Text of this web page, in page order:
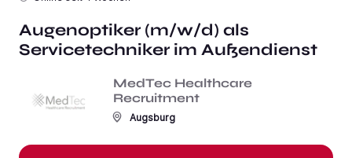
Augenoptiker (m/w/d) als
Servicetechniker im Außendienst
MedTec Healthcare
Recruitment
Augsburg